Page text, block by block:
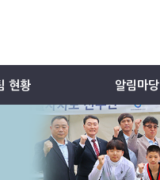
현황 알림마당